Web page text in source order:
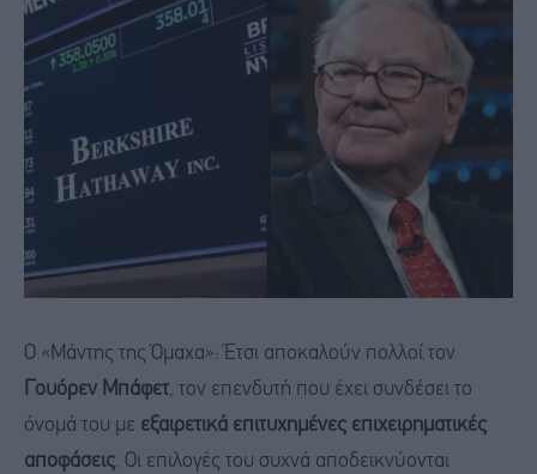
Ο «Μάντης της Όμαχα»: Έτσι αποκαλούν πολλοί τον
Γουόρεν Μπάφετ, τον επενδυτή που έχει συνδέσει το
όνομά του με εξαιρετικά επιτυχημένες επιχειρηματικές
αποφάσεις. Οι επιλογές του συχνά αποδεικνύονται